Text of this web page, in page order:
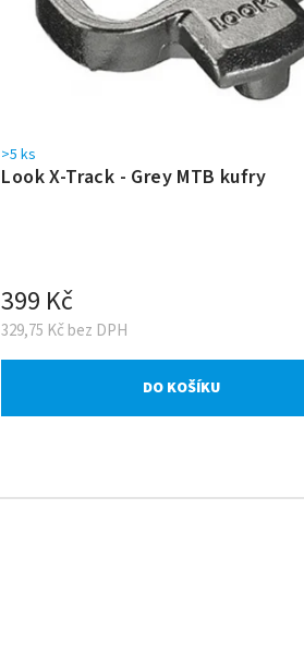
Look X-Track - Grey MTB kufry
>5 ks
329,75 Kč bez DPH
399 Kč
DO KOŠÍKU